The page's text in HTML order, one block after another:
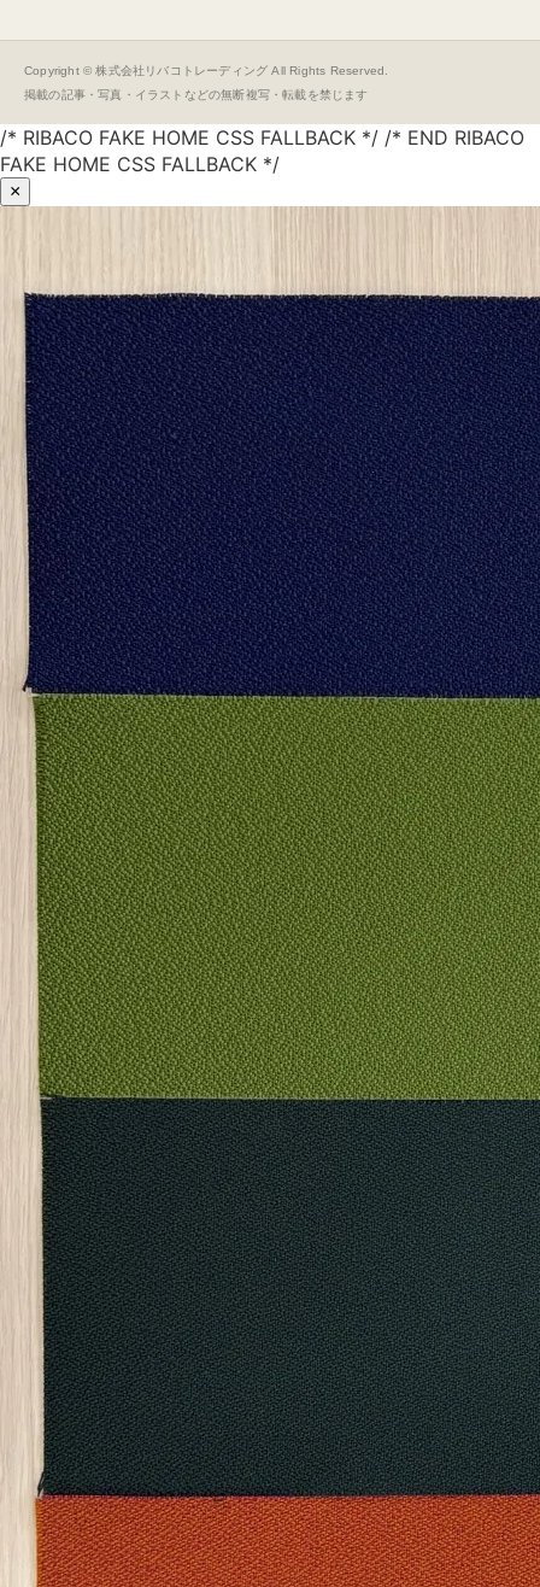
Copyright © 株式会社リバコトレーディング All Rights Reserved.
掲載の記事・写真・イラストなどの無断複写・転載を禁じます
/* RIBACO FAKE HOME CSS FALLBACK */ /* END RIBACO
FAKE HOME CSS FALLBACK */
×